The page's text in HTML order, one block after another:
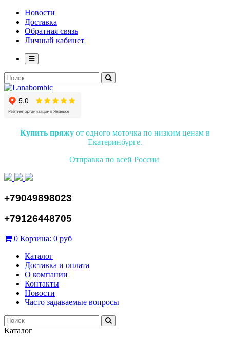
Новости
Доставка
Обратная связь
Личный кабинет
Купить пряжу от одного моточка по низким ценам в
Екатеринбурге.
Отправка по всей России
+79049898023
+79126448705
0 Корзина: 0 руб
Каталог
Доставка и оплата
О компании
Контакты
Новости
Часто задаваемые вопросы
Каталог